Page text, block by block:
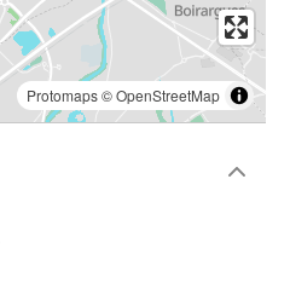
Protomaps©OpenStreetMap